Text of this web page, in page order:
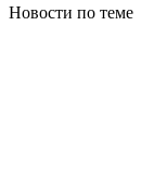
Новости по теме